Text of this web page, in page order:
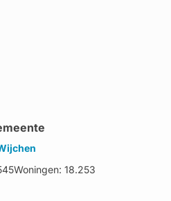
Woningen: 18.253